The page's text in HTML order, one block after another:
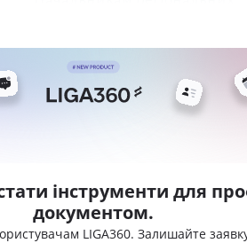
інструменти для
документом.
LIGA360. Залишайте